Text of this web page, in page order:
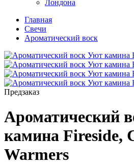
Главная
Свечи
Ароматический воск
Предзаказ
Ароматический
камина Fireside,
Warmers